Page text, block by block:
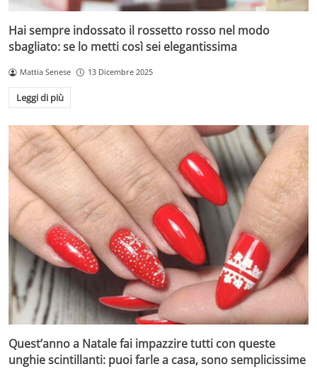
Hai sempre indossato il rossetto rosso nel modo
sbagliato: se lo metti così sei elegantissima
Mattia Senese 13 Dicembre 2025
Leggi di più
Quest’anno a Natale fai impazzire tutti con queste
unghie scintillanti: puoi farle a casa, sono semplicissime